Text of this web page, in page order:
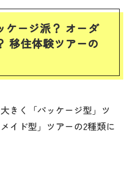
ケージ派？ オーダ
移住体験ツアーの
きく「パッケージ型」ツ
イド型」ツアーの2種類に